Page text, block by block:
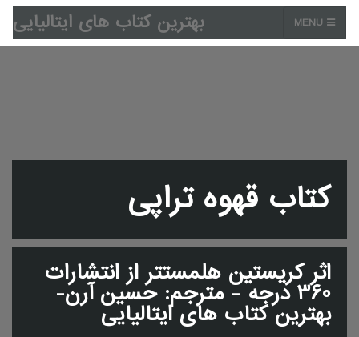
بهترین کتاب های ایتالیایی MENU
کتاب قهوه تراپی
اثر کریستین هلمستتر از انتشارات
360 درجه - مترجم: حسین آرن-
بهترین کتاب های ایتالیایی